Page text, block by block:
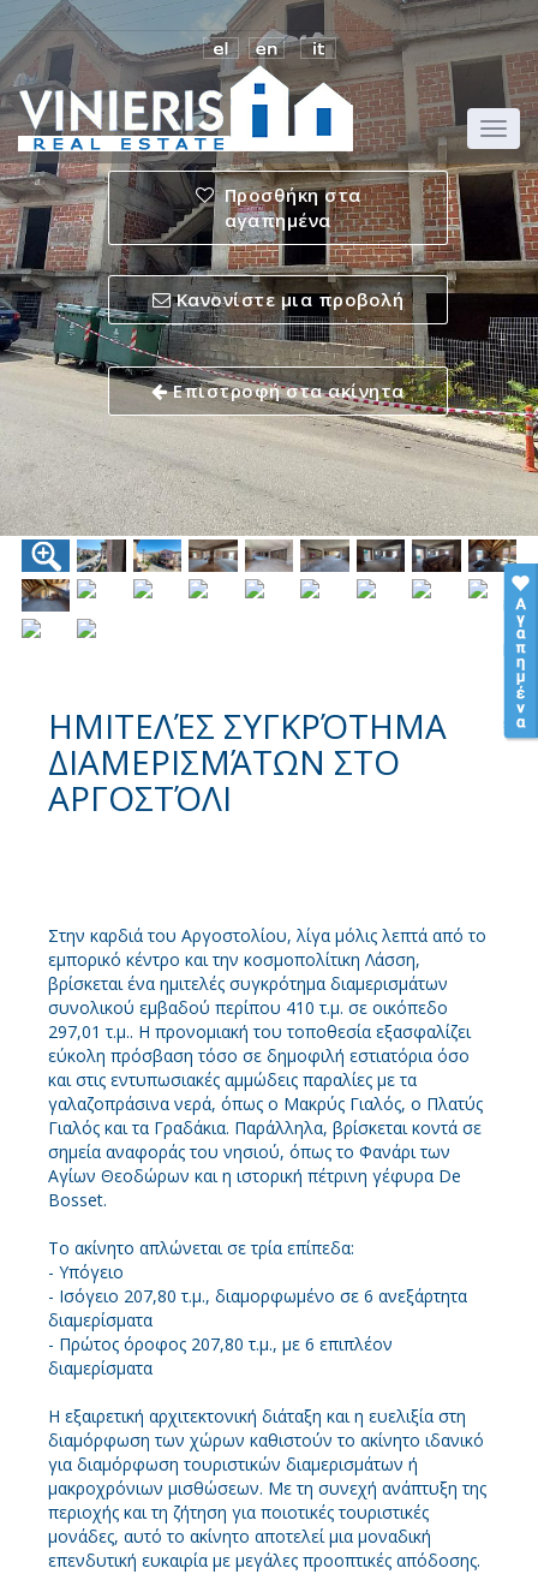
Προσθήκη στα
αγαπημένα
Κανονίστε μια προβολή
Επιστροφή στα ακίνητα
ΗΜΙΤΕΛΈΣ ΣΥΓΚΡΌΤΗΜΑ
ΔΙΑΜΕΡΙΣΜΆΤΩΝ ΣΤΟ
ΑΡΓΟΣΤΌΛΙ
Στην καρδιά του Αργοστολίου, λίγα μόλις λεπτά από το
εμπορικό κέντρο και την κοσμοπολίτικη Λάσση,
βρίσκεται ένα ημιτελές συγκρότημα διαμερισμάτων
συνολικού εμβαδού περίπου 410 τ.μ. σε οικόπεδο
297,01 τ.μ.. Η προνομιακή του τοποθεσία εξασφαλίζει
εύκολη πρόσβαση τόσο σε δημοφιλή εστιατόρια όσο
και στις εντυπωσιακές αμμώδεις παραλίες με τα
γαλαζοπράσινα νερά, όπως ο Μακρύς Γιαλός, ο Πλατύς
Γιαλός και τα Γραδάκια. Παράλληλα, βρίσκεται κοντά σε
σημεία αναφοράς του νησιού, όπως το Φανάρι των
Αγίων Θεοδώρων και η ιστορική πέτρινη γέφυρα De
Bosset.
Το ακίνητο απλώνεται σε τρία επίπεδα:
- Υπόγειο
- Ισόγειο 207,80 τ.μ., διαμορφωμένο σε 6 ανεξάρτητα
διαμερίσματα
- Πρώτος όροφος 207,80 τ.μ., με 6 επιπλέον
διαμερίσματα
Η εξαιρετική αρχιτεκτονική διάταξη και η ευελιξία στη
διαμόρφωση των χώρων καθιστούν το ακίνητο ιδανικό
για διαμόρφωση τουριστικών διαμερισμάτων ή
μακροχρόνιων μισθώσεων. Με τη συνεχή ανάπτυξη της
περιοχής και τη ζήτηση για ποιοτικές τουριστικές
μονάδες, αυτό το ακίνητο αποτελεί μια μοναδική
επενδυτική ευκαιρία με μεγάλες προοπτικές απόδοσης.